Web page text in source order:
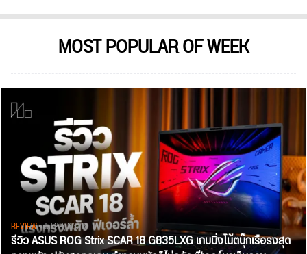
MOST POPULAR OF WEEK
REVIEW• Jul 28, 2026
รีวิว ASUS ROG Strix SCAR 18 G835LXG เกมมิ่งโน้ตบุ๊กเรือธงสุด